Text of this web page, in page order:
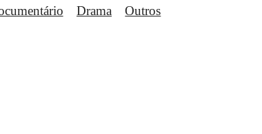
Drama Outros